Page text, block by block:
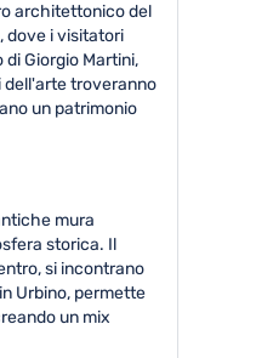
architettonico del
dove i visitatori
Giorgio Martini,
dell'arte troveranno
un patrimonio
mura
storica. Il
si incontrano
Urbino, permette
un mix